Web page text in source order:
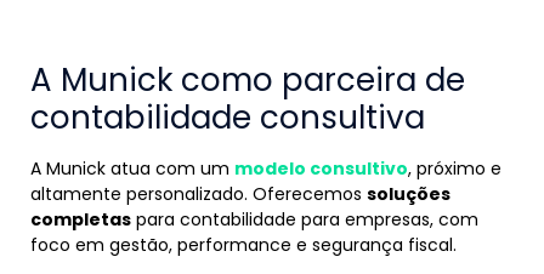
A Munick como parceira de
contabilidade consultiva
A Munick atua com um modelo consultivo, próximo e
altamente personalizado. Oferecemos soluções
completas para contabilidade para empresas, com
foco em gestão, performance e segurança fiscal.